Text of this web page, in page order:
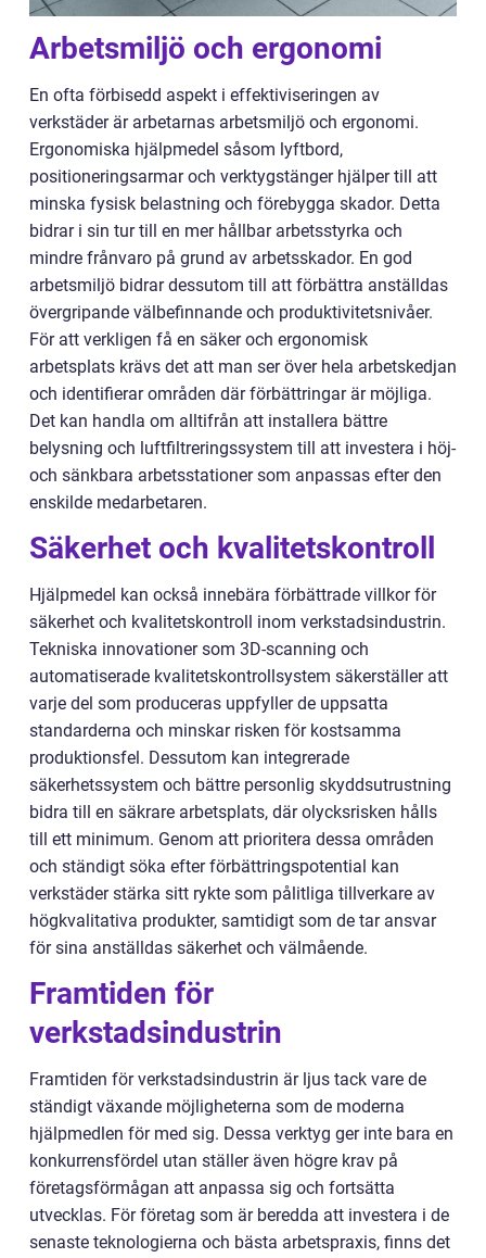
Arbetsmiljö och ergonomi
En ofta förbisedd aspekt i effektiviseringen av
verkstäder är arbetarnas arbetsmiljö och ergonomi.
Ergonomiska hjälpmedel såsom lyftbord,
positioneringsarmar och verktygstänger hjälper till att
minska fysisk belastning och förebygga skador. Detta
bidrar i sin tur till en mer hållbar arbetsstyrka och
mindre frånvaro på grund av arbetsskador. En god
arbetsmiljö bidrar dessutom till att förbättra anställdas
övergripande välbefinnande och produktivitetsnivåer.
För att verkligen få en säker och ergonomisk
arbetsplats krävs det att man ser över hela arbetskedjan
och identifierar områden där förbättringar är möjliga.
Det kan handla om alltifrån att installera bättre
belysning och luftfiltreringssystem till att investera i höj-
och sänkbara arbetsstationer som anpassas efter den
enskilde medarbetaren.
Säkerhet och kvalitetskontroll
Hjälpmedel kan också innebära förbättrade villkor för
säkerhet och kvalitetskontroll inom verkstadsindustrin.
Tekniska innovationer som 3D-scanning och
automatiserade kvalitetskontrollsystem säkerställer att
varje del som produceras uppfyller de uppsatta
standarderna och minskar risken för kostsamma
produktionsfel. Dessutom kan integrerade
säkerhetssystem och bättre personlig skyddsutrustning
bidra till en säkrare arbetsplats, där olycksrisken hålls
till ett minimum. Genom att prioritera dessa områden
och ständigt söka efter förbättringspotential kan
verkstäder stärka sitt rykte som pålitliga tillverkare av
högkvalitativa produkter, samtidigt som de tar ansvar
för sina anställdas säkerhet och välmående.
Framtiden för
verkstadsindustrin
Framtiden för verkstadsindustrin är ljus tack vare de
ständigt växande möjligheterna som de moderna
hjälpmedlen för med sig. Dessa verktyg ger inte bara en
konkurrensfördel utan ställer även högre krav på
företagsförmågan att anpassa sig och fortsätta
utvecklas. För företag som är beredda att investera i de
senaste teknologierna och bästa arbetspraxis, finns det